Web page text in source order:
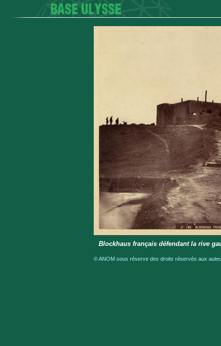
Blockhaus français défendant la rive
© ANOM sous réserve des droits réservés aux